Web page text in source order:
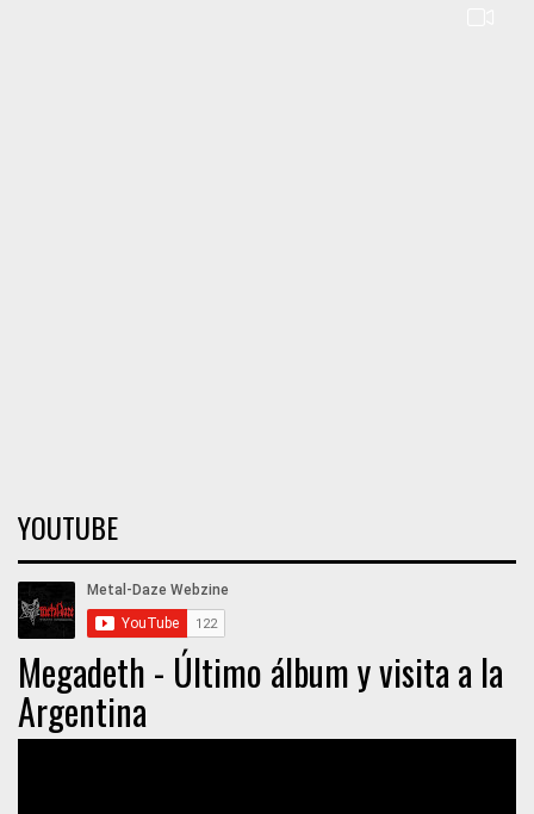
YOUTUBE
Megadeth - Último álbum y visita a la
Argentina